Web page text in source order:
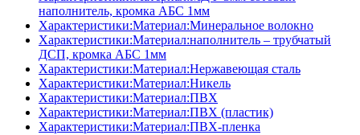
наполнитель, кромка AБC 1мм
Характеристики:Материал:Минеральное волокно
Характеристики:Материал:наполнитель – трубчатый
ДСП, кромка AБC 1мм
Характеристики:Материал:Нержавеющая сталь
Характеристики:Материал:Никель
Характеристики:Материал:ПВХ
Характеристики:Материал:ПВХ (пластик)
Характеристики:Материал:ПВХ-пленка